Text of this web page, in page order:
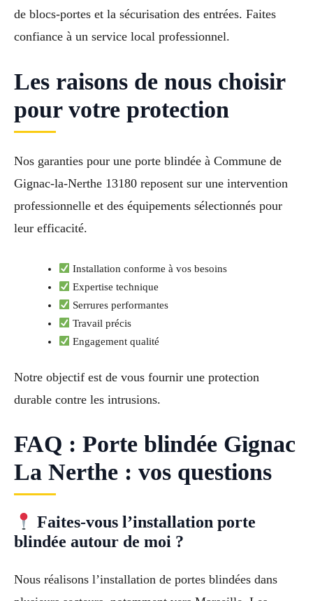
de blocs-portes et la sécurisation des entrées. Faites
confiance à un service local professionnel.
Les raisons de nous choisir
pour votre protection
Nos garanties pour une porte blindée à Commune de
Gignac-la-Nerthe 13180 reposent sur une intervention
professionnelle et des équipements sélectionnés pour
leur efficacité.
Installation conforme à vos besoins
Expertise technique
Serrures performantes
Travail précis
Engagement qualité
Notre objectif est de vous fournir une protection
durable contre les intrusions.
FAQ : Porte blindée Gignac
La Nerthe : vos questions
Faites-vous l’installation porte
blindée autour de moi ?
Nous réalisons l’installation de portes blindées dans